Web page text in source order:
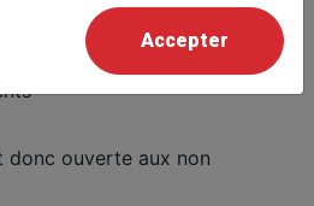
donc ouverte aux non
Accepter